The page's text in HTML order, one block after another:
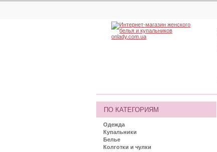
ПО КАТЕГОРИЯМ
Одежда
Купальники
Белье
Колготки и чулки